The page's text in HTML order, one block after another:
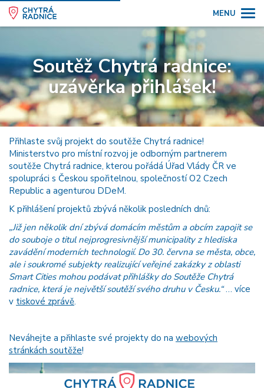
MENU
Soutěž Chytrá radnice:
uzávěrka přihlášek!
Přihlaste svůj projekt do soutěže Chytrá radnice!
Ministerstvo pro místní rozvoj je odborným partnerem
soutěže Chytrá radnice, kterou pořádá Úřad Vlády ČR ve
spolupráci s Českou spořitelnou, společností O2 Czech
Republic a agenturou DDeM.
K přihlášení projektů zbývá několik posledních dnů:
„Již jen několik dní zbývá domácím městům a obcím zapojit se
do souboje o titul nejprogresivnější municipality z hlediska
zavádění moderních technologií. Do 30. června se města, obce,
ale i soukromé subjekty realizující veřejné zakázky z oblasti
Smart Cities mohou podávat přihlášky do Soutěže Chytrá
radnice, která je největší soutěží svého druhu v Česku.“… více
v tiskové zprávě.
Neváhejte a přihlaste své projekty do na webových
stránkách soutěže!